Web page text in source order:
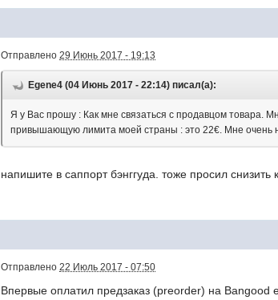
Отправлено29 Июнь 2017 - 19:13
Egene4 (04 Июнь 2017 - 22:14) писал(а):
Я у Вас прошу : Как мне связаться с продавцом товара.
привышающую лимита моей страны : это 22€. Мне очень
напишите в саппорт бэнггуда. тоже просил снизить
Отправлено22 Июль 2017 - 07:50
Впервые оплатил предзаказ (preorder) на Bangood